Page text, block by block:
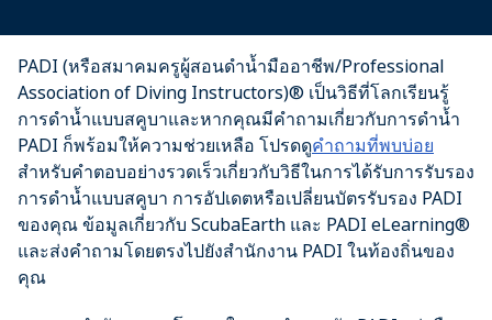
PADI (หรือสมาคมครูผู้สอนดำน้ำมืออาชีพ/Professional
Association of Diving Instructors)® เป็นวิธีที่โลกเรียนรู้
การดำน้ำแบบสคูบาและหากคุณมีคำถามเกี่ยวกับการดำน้ำ
PADI ก็พร้อมให้ความช่วยเหลือ โปรดดูคำถามที่พบบ่อย
สำหรับคำตอบอย่างรวดเร็วเกี่ยวกับวิธีในการได้รับการรับรอง
การดำน้ำแบบสคูบา การอัปเดตหรือเปลี่ยนบัตรรับรอง PADI
ของคุณ ข้อมูลเกี่ยวกับ ScubaEarth และ PADI eLearning®
และส่งคำถามโดยตรงไปยังสำนักงาน PADI ในท้องถิ่นของ
คุณ